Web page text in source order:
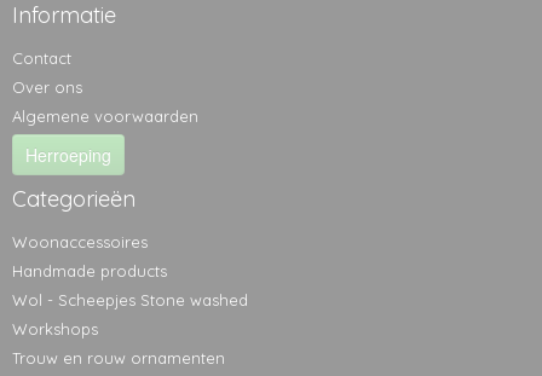
Informatie
Contact
Over ons
Algemene voorwaarden
Herroeping
Categorieën
Woonaccessoires
Handmade products
Wol - Scheepjes Stone washed
Workshops
Trouw en rouw ornamenten